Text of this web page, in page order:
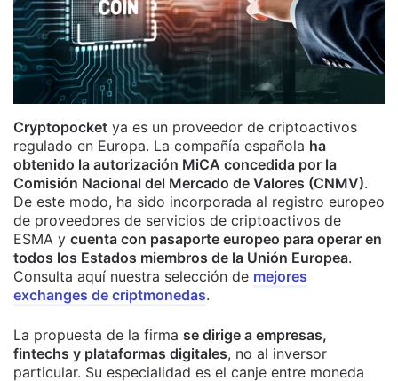
Cryptopocket ya es un proveedor de criptoactivos
regulado en Europa. La compañía española ha
obtenido la autorización MiCA concedida por la
Comisión Nacional del Mercado de Valores (CNMV).
De este modo, ha sido incorporada al registro europeo
de proveedores de servicios de criptoactivos de
ESMA y cuenta con pasaporte europeo para operar en
todos los Estados miembros de la Unión Europea.
Consulta aquí nuestra selección de mejores
exchanges de criptmonedas.
La propuesta de la firma se dirige a empresas,
fintechs y plataformas digitales, no al inversor
particular. Su especialidad es el canje entre moneda